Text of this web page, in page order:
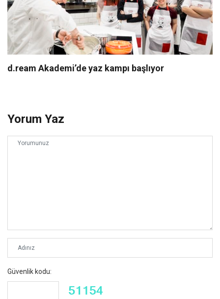
d.ream Akademi’de yaz kampı başlıyor
Yorum Yaz
Güvenlik kodu: